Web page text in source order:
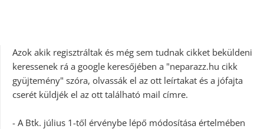
Azok akik regisztráltak és még sem tudnak cikket beküldeni
keressenek rá a google keresőjében a "neparazz.hu cikk
gyüjtemény" szóra, olvassák el az ott leírtakat és a jófajta
cserét küldjék el az ott található mail címre.
- A Btk. július 1-től érvénybe lépő módosítása értelmében